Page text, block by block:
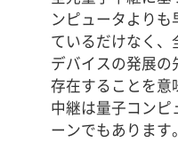
ンピュータより
ているだけなく
デバイスの発展
存在することを
中継は量子コンピ
ーンでもあります。